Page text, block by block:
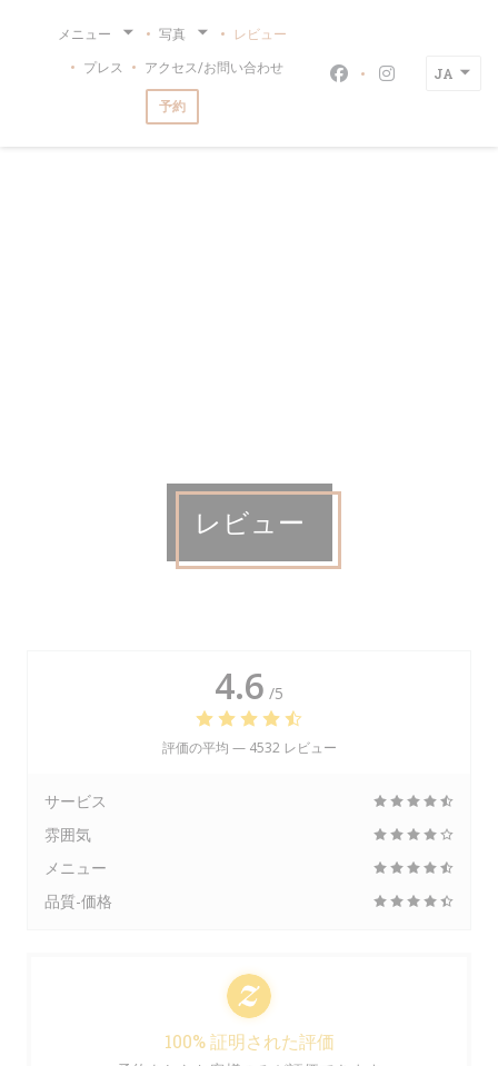
メニュー 写真
レビュー
プレス
アクセス/お問い合わせ
予約
Facebook ((新しい
Instagram ((
JA
レビュー
4.6 /5
評価の平均 — 4532 レビュー
サービス
雰囲気
メニュー
品質-価格
100% 証明された評価